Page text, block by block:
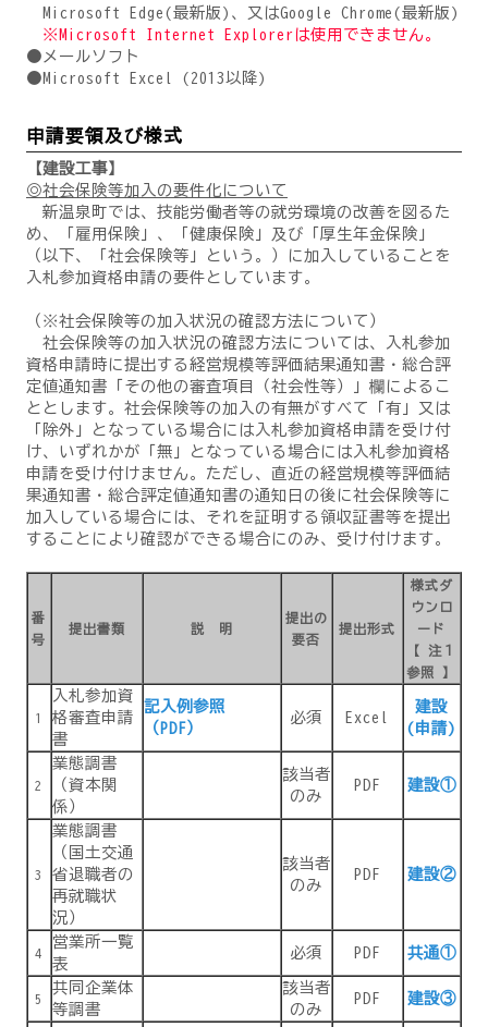
Microsoft Edge(最新版)、又はGoogle Chrome(最新版)
※Microsoft Internet Explorerは使用できません。
●メールソフト
●Microsoft Excel (2013以降)
申請要領及び様式
【建設工事】
◎社会保険等加入の要件化について
新温泉町では、技能労働者等の就労環境の改善を図るた
め、「雇用保険」、「健康保険」及び「厚生年金保険」
（以下、「社会保険等」という。）に加入していることを
入札参加資格申請の要件としています。
（※社会保険等の加入状況の確認方法について）
社会保険等の加入状況の確認方法については、入札参加
資格申請時に提出する経営規模等評価結果通知書・総合評
定値通知書「その他の審査項目（社会性等）」欄によるこ
ととします。社会保険等の加入の有無がすべて「有」又は
「除外」となっている場合には入札参加資格申請を受け付
け、いずれかが「無」となっている場合には入札参加資格
申請を受け付けません。ただし、直近の経営規模等評価結
果通知書・総合評定値通知書の通知日の後に社会保険等に
加入している場合には、それを証明する領収証書等を提出
することにより確認ができる場合にのみ、受け付けます。
番
号
提出書類 説 明
提出の
要否
提出形式
様式ダ
ウンロ
ード
【 注１
参照 】
1
入札参加資
格審査申請
書
記入例参照
（PDF）
必須 Excel
建設
(申請)
2
業態調書
（資本関
係）
該当者
のみ
PDF 建設①
3
業態調書
（国土交通
省退職者の
再就職状
況）
該当者
のみ
PDF 建設②
4
営業所一覧
表
必須 PDF 共通①
5
共同企業体
等調書
該当者
のみ
PDF 建設③